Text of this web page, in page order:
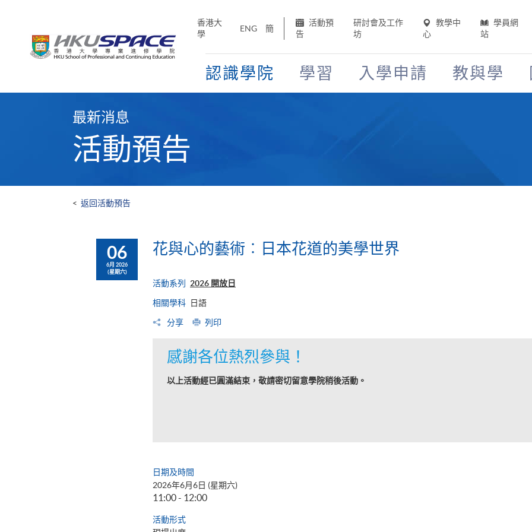
香港大
學
ENG 簡
活動預
告
研討會及工作
坊
教學中
心
學員網
站
認識學院 學習 入學申請 教與學
最新消息
活動預告
< 返回活動預告
06
6月 2026
(星期六)
花與心的藝術︰日本花道的美學世界
活動系列 2026 開放日
相關學科 日語
分享 列印
感謝各位熱烈參與！
以上活動經已圓滿結束，敬請密切留意學院稍後活動。
日期及時間
2026年6月6日 (星期六)
11:00 - 12:00
活動形式